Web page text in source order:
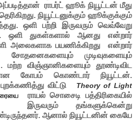
அப்படித்தான் ராபர்ட் ஹூக் நியூட்டன் மீது
நியூட்டனுக்கும் ஹூக்குக்கும்
ஒளி பற்றி இருவரும் வெவ்வேறு
ஒளி துகள்களால் ஆனது என்றார்
அலைகளாக பயணிக்கிறது என்றார்
முடிவுகளையும்
மற்ற விஞ்ஞானிகளையும் தூண்டிவிட
கோபம் கொண்டார் நியூட்டன்.
விட்டு
Theory of Light
ராயல் சொசைடி பத்திரிகையில்
இருவரும் தங்களுக்கென்று
ஆனால் நியூட்டனின் கையே